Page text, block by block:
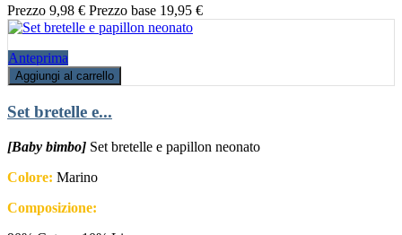
Prezzo 9,98 € Prezzo base 19,95 €
Anteprima
Aggiungi al carrello
Set bretelle e...
[Baby bimbo] Set bretelle e papillon neonato
Colore: Marino
Composizione: